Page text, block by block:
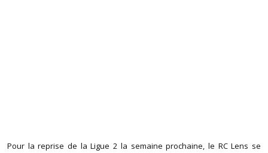
Pour la reprise de la Ligue 2 la semaine prochaine, le RC Lens se